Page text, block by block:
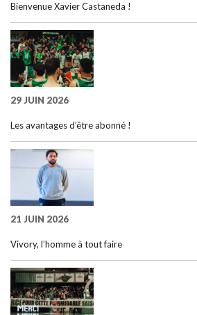
Bienvenue Xavier Castaneda !
29 JUIN 2026
Les avantages d’être abonné !
21 JUIN 2026
Vivory, l’homme à tout faire